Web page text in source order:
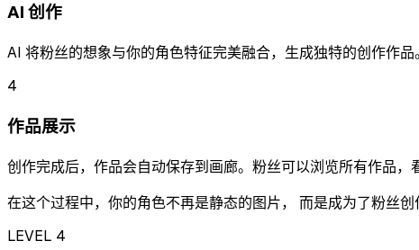
AI 创作
AI 将粉丝的想象与你的角色特征完美融合，生成独特的创作作
4
作品展示
创作完成后，作品会自动保存到画廊。粉丝可以浏览所有作品，
在这个过程中， 你的角色不再是静态的图片， 而是成为了粉丝
LEVEL 4